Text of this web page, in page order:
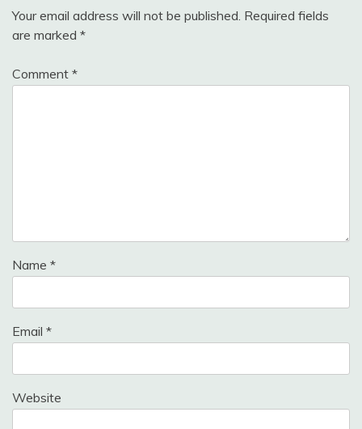
Your email address will not be published. Required fields
are marked *
Comment *
Name *
Email *
Website